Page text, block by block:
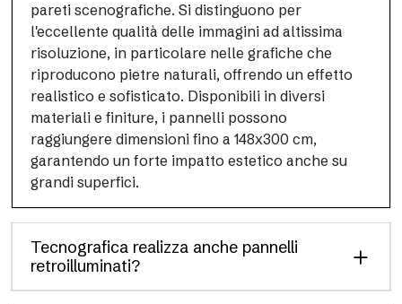
pareti scenografiche. Si distinguono per
l'eccellente qualità delle immagini ad altissima
risoluzione, in particolare nelle grafiche che
riproducono pietre naturali, offrendo un effetto
realistico e sofisticato. Disponibili in diversi
materiali e finiture, i pannelli possono
raggiungere dimensioni fino a 148x300 cm,
garantendo un forte impatto estetico anche su
grandi superfici.
Tecnografica realizza anche pannelli
retroilluminati?